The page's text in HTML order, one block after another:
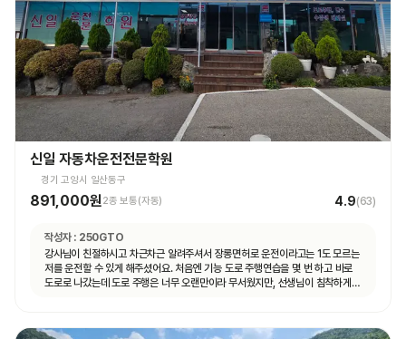
신일 자동차운전전문학원
경기 고양시 일산동구
891,000원 2종 보통(자동) 4.9(63)
작성자 : 250GTO
강사님이 친절하시고 차근차근 알려주셔서 장롱면허로 운전이라고는 1도 모르는
저를 운전할 수 있게 해주셨어요. 처음엔 기능 도로 주행연습을 몇 번 하고 바로
도로로 나갔는데 도로 주행은 너무 오랜만이라 무서웠지만, 선생님이 침착하게